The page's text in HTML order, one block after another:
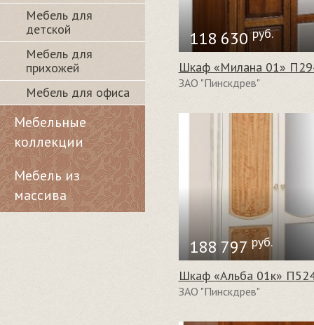
118 630 руб.
Шкаф «Милана 01»
ЗАО "Пинскдрев"
188 797 руб.
Шкаф «Альба 01к»
ЗАО "Пинскдрев"
Мебель для
детской
Мебель для
прихожей
Мебель для офиса
Мебельные
коллекции
Мебель из
массива